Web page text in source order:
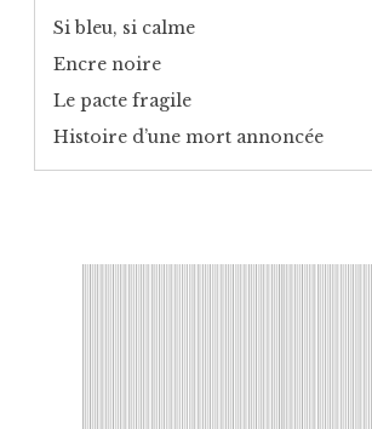
Si bleu, si calme
Encre noire
Le pacte fragile
Histoire d’une mort annoncée